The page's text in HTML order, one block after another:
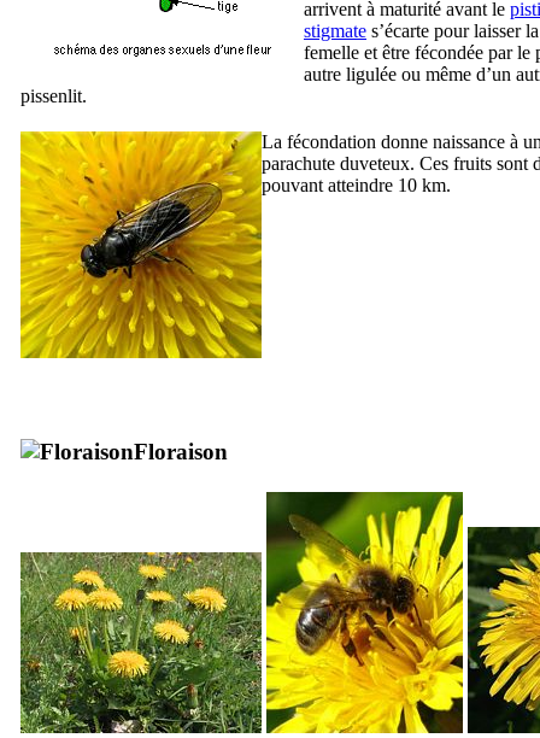
arrivent à maturité avant le
stigmate s’écarte pour laisser
femelle et être fécondée par le
autre ligulée ou même d’un
pissenlit.
La fécondation donne naissance à
parachute duveteux. Ces fruits sont
pouvant atteindre 10 km.
Floraison